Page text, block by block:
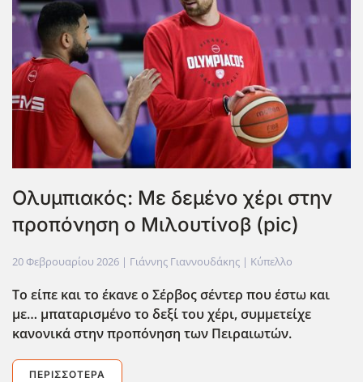
Ολυμπιακός: Με δεμένο χέρι στην
προπόνηση ο Μιλουτίνοβ (pic)
20 Φεβρουαρίου 2026 | Γιάννης Γιαννουδάκης | Κύπελλο
Το είπε και το έκανε ο Σέρβος σέντερ που έστω και
με… μπαταρισμένο το δεξί του χέρι, συμμετείχε
κανονικά στην προπόνηση των Πειραιωτών.
ΠΕΡΙΣΣΌΤΕΡΑ